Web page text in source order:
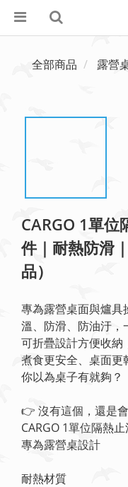
全部商品 露營
CARGO 1單位
件｜耐熱防滑
品）
專為露營桌面與爐具
溫、防滑、防油汙，
可折疊設計方便收納
煮食更安全、桌面更
你以為桌子有就夠？
👉 沒有這個，還是
CARGO 1單位隔熱
專為露營桌設計
耐熱材質